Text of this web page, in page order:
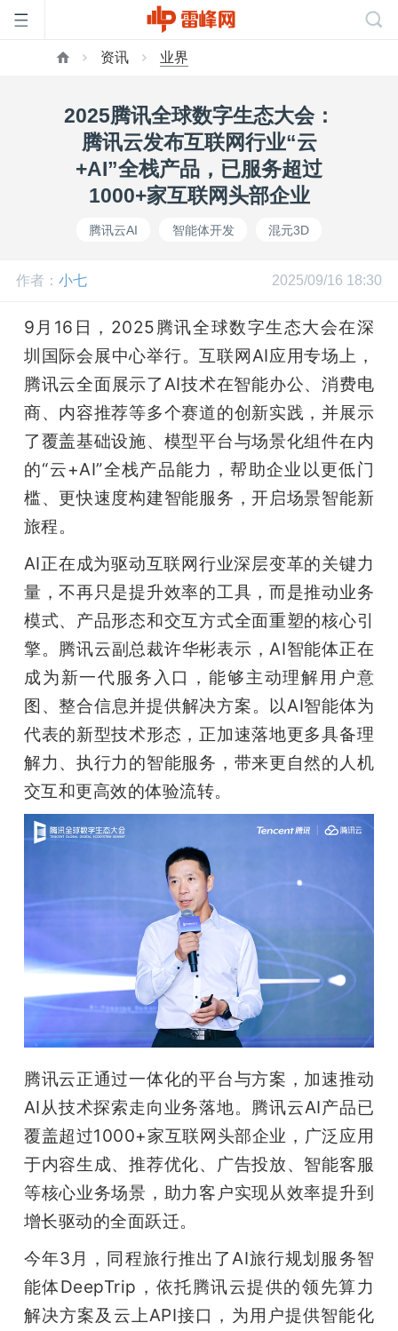
公
课
活
动
中
心
GAIR
专
题
资讯 业界
2025腾讯全球数字生态大会：
腾讯云发布互联网行业“云
+AI”全栈产品，已服务超过
1000+家互联网头部企业
腾讯云AI 智能体开发 混元3D
作者： 小七 2025/09/16 18:30
9月16日，2025腾讯全球数字生态大会在深
圳国际会展中心举行。互联网AI应用专场上，
腾讯云全面展示了AI技术在智能办公、消费电
商、内容推荐等多个赛道的创新实践，并展示
了覆盖基础设施、模型平台与场景化组件在内
的“云+AI”全栈产品能力，帮助企业以更低门
槛、更快速度构建智能服务，开启场景智能新
旅程。
AI正在成为驱动互联网行业深层变革的关键力
量，不再只是提升效率的工具，而是推动业务
模式、产品形态和交互方式全面重塑的核心引
擎。腾讯云副总裁许华彬表示，AI智能体正在
成为新一代服务入口，能够主动理解用户意
图、整合信息并提供解决方案。以AI智能体为
代表的新型技术形态，正加速落地更多具备理
解力、执行力的智能服务，带来更自然的人机
交互和更高效的体验流转。
腾讯云正通过一体化的平台与方案，加速推动
AI从技术探索走向业务落地。腾讯云AI产品已
覆盖超过1000+家互联网头部企业，广泛应用
于内容生成、推荐优化、广告投放、智能客服
等核心业务场景，助力客户实现从效率提升到
增长驱动的全面跃迁。
今年3月，同程旅行推出了AI旅行规划服务智
能体DeepTrip，依托腾讯云提供的领先算力
解决方案及云上API接口，为用户提供智能化